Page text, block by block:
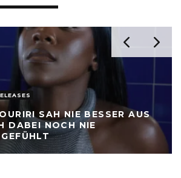
SAH NIE BESSER AUS
DABEI NOCH NIE